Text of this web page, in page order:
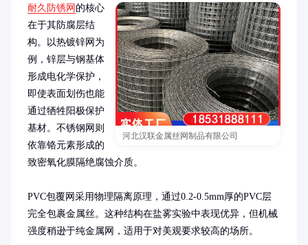
河北汉联金属丝网制品有限公司
耐久防锈网 的核心
在于其防腐层结
构。以热镀锌网为
例，锌层与钢基体
形成电化学保护，
即使表面划伤也能
通过牺牲阳极保护
基材。不锈钢网则
依靠铬元素形成的
致密氧化膜隔绝腐蚀介质。
PVC包覆网采用物理隔离原理，通过0.2-0.5mm厚的PVC层
完全包裹金属丝。这种结构在盐雾实验中表现优异，但机械
强度稍逊于纯金属网，适用于对美观要求较高的场所。